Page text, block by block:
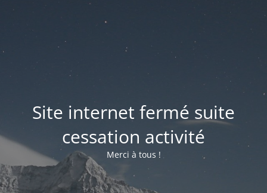
Site internet fermé suite
cessation activité
Merci à tous !